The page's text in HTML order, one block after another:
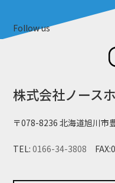
Follow us
株式会社ノース
〒078-8236 北海道旭川市
TEL:0166-34-3808